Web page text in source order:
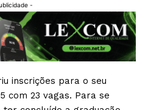
-
inscrições para o seu
com 23 vagas. Para se